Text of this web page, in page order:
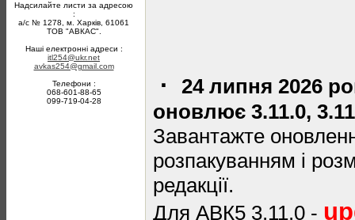
Надсилайте листи за адресою
:
а/с № 1278, м. Харків, 61061
ТОВ "АВКАС".
Наші електронні адреси :
itl254@ukr.net
avkas254@gmail.com
Телефони :
068-601-88-65
099-719-04-28
·
24 липня 2026
оновлює 3.11.0,
Завантажте
розпакуванням і
редакції.
Для АВК5 3.11.0 -